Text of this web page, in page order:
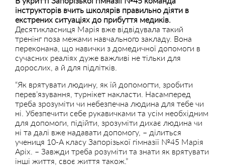
інструкторів вчить школярів правильно діяти в
екстрених ситуаціях до прибуття медиків.
Десятикласниця Марія вже відвідувала такий
тренінг поза межами навчального закладу. Вона
переконана, що навички з домедичної допомоги в
сучасних реаліях дуже важливі не тільки для
дорослих, а й для підлітків.
“Як врятувати людину, як їй допомогти, зробити
перев’язування, турнікет накласти. Насамперед
треба зрозуміти чи небезпечна людина для тебе чи
ні. Убезпечити себе рукавичками та усім необхідним
для допомоги, підійти, зрозуміти дихає людина чи
ні та далі вже надавати допомогу, – ділиться
учениця 10-А класу Запорізької гімназії №45 Марія
Аріх. – Завжди треба розуміти та знати як врятувати
інші життя, своє життя також.”